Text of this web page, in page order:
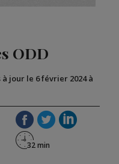
ODD
à jour le 6 février 2024 à